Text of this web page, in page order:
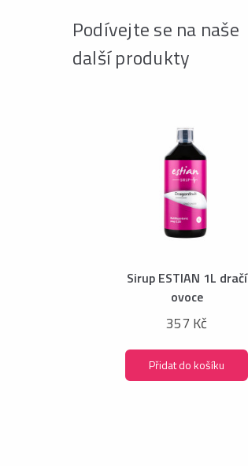
Podívejte se na naše
další produkty
Sirup ESTIAN 1L dračí
ovoce
357 Kč
Přidat do košíku